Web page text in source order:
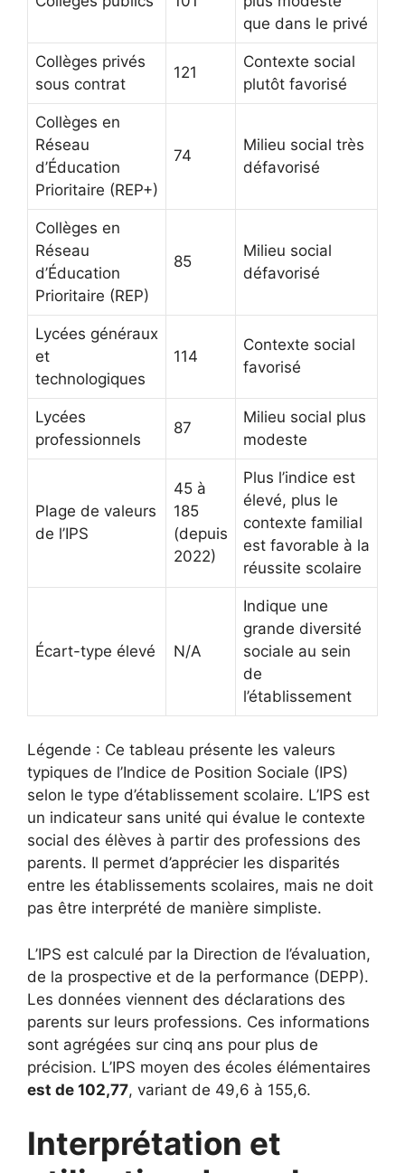
que dans le privé
Collèges privés
sous contrat
121
Contexte social
plutôt favorisé
Collèges en
Réseau
d’Éducation
Prioritaire (REP+)
74
Milieu social très
défavorisé
Collèges en
Réseau
d’Éducation
Prioritaire (REP)
85
Milieu social
défavorisé
Lycées généraux
et
technologiques
114
Contexte social
favorisé
Lycées
professionnels
87
Milieu social plus
modeste
Plage de valeurs
de l’IPS
45 à
185
(depuis
2022)
Plus l’indice est
élevé, plus le
contexte familial
est favorable à la
réussite scolaire
Écart-type élevé N/A
Indique une
grande diversité
sociale au sein
de
l’établissement
Légende : Ce tableau présente les valeurs
typiques de l’Indice de Position Sociale (IPS)
selon le type d’établissement scolaire. L’IPS est
un indicateur sans unité qui évalue le contexte
social des élèves à partir des professions des
parents. Il permet d’apprécier les disparités
entre les établissements scolaires, mais ne doit
pas être interprété de manière simpliste.
L’IPS est calculé par la Direction de l’évaluation,
de la prospective et de la performance (DEPP).
Les données viennent des déclarations des
parents sur leurs professions. Ces informations
sont agrégées sur cinq ans pour plus de
précision. L’IPS moyen des écoles élémentaires
est de 102,77, variant de 49,6 à 155,6.
Interprétation et